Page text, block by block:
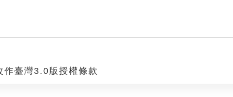
臺灣3.0版授權條款